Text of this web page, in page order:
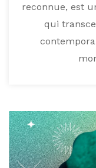
reconnue, est
qui